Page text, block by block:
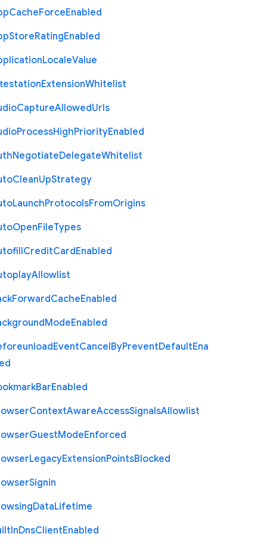
CacheForceEnabled
StoreRatingEnabled
LocaleValue
ExtensionWhitelist
CaptureAllowedUrls
ProcessHighPriorityEnabled
NegotiateDelegateWhitelist
CleanUpStrategy
LaunchProtocolsFromOrigins
OpenFileTypes
CreditCardEnabled
Allowlist
ForwardCacheEnabled
ModeEnabled
EventCancelByPreventDefaultEna
BarEnabled
ContextAwareAccessSignalsAllowlist
GuestModeEnforced
LegacyExtensionPointsBlocked
Signin
DataLifetime
InDnsClientEnabled